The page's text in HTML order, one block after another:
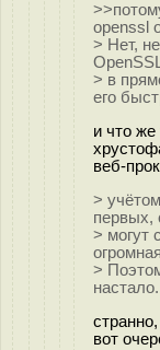
openssl
> Нет,
> в
его
и что же
веб-
>
первых,
> могут
>
настало.
вот